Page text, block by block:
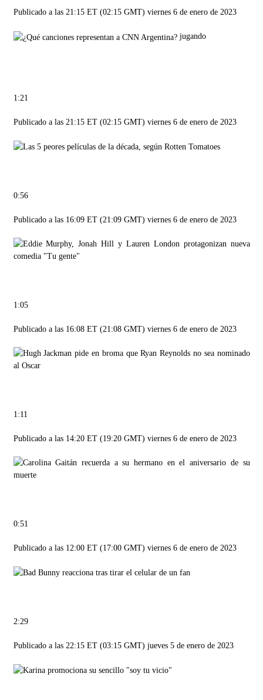
Publicado a las 21:15 ET (02:15 GMT) viernes 6 de enero de 2023
jugando
1:21
Publicado a las 21:15 ET (02:15 GMT) viernes 6 de enero de 2023
0:56
Publicado a las 16:09 ET (21:09 GMT) viernes 6 de enero de 2023
1:05
Publicado a las 16:08 ET (21:08 GMT) viernes 6 de enero de 2023
1:11
Publicado a las 14:20 ET (19:20 GMT) viernes 6 de enero de 2023
0:51
Publicado a las 12:00 ET (17:00 GMT) viernes 6 de enero de 2023
2:29
Publicado a las 22:15 ET (03:15 GMT) jueves 5 de enero de 2023